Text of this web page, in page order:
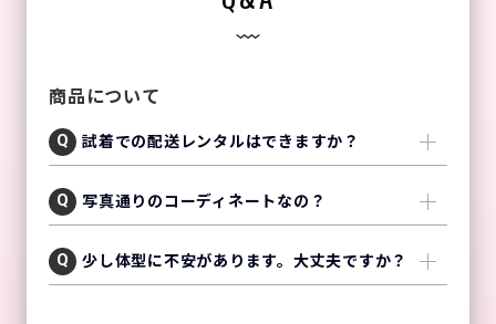
商品について
試着での配送レンタルはできますか？
写真通りのコーディネートなの？
少し体型に不安があります。大丈夫ですか？